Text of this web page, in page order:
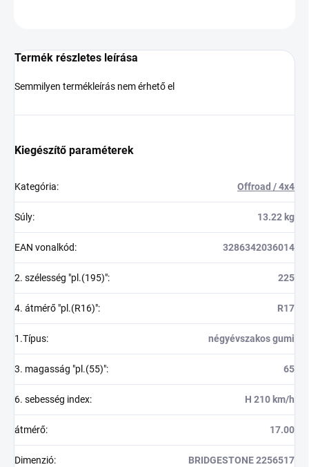
Termék részletes leírása
Semmilyen termékleírás nem érhető el
Kiegészítő paraméterek
Kategória: Offroad / 4x4
Súly: 13.22 kg
EAN vonalkód: 3286342036014
2. szélesség "pl.(195)": 225
4. átmérő "pl.(R16)": R17
1.Típus: négyévszakos gumi
3. magasság "pl.(55)": 65
6. sebesség index: H 210 km/h
átmérő: 17.00
Dimenzió: BRIDGESTONE 2256517